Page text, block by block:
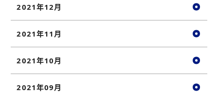
2021年12月
2021年11月
2021年10月
2021年09月